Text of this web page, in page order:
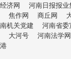
经济网 河南日报报业
焦作网
商丘网
南机关党建
河南省委
大河号
河南法学网
港